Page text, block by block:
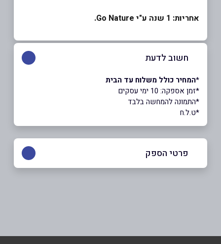
אחריות: 1 שנה ע"י Go Nature.
חשוב לדעת
*המחיר כולל משלוח עד הבית
*זמן אספקה: 10 ימי עסקים
*התמונה להמחשה בלבד
*ט.ל.ח
פרטי הספק